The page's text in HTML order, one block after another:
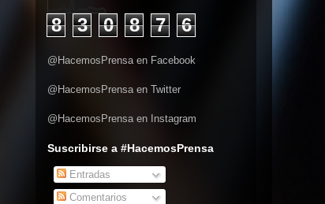
8 3 0 8 7 6
@HacemosPrensa en Facebook
@HacemosPrensa en Twitter
@HacemosPrensa en Instagram
Suscribirse a #HacemosPrensa
Entradas
Comentarios